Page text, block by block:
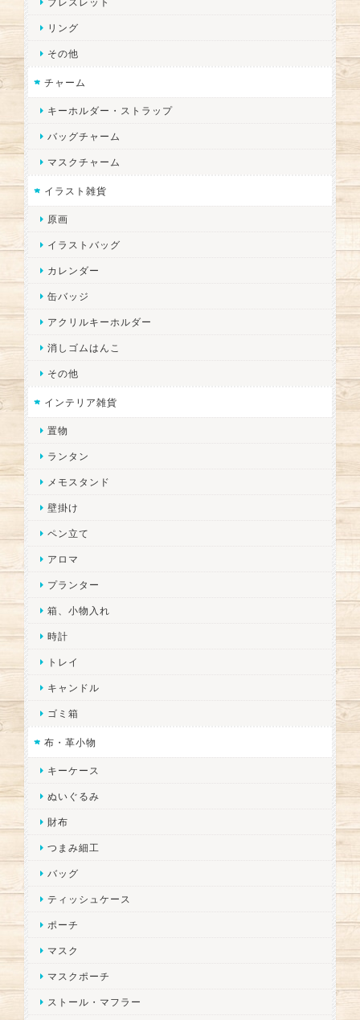
ブレスレット
リング
その他
チャーム
キーホルダー・ストラップ
バッグチャーム
マスクチャーム
イラスト雑貨
原画
イラストバッグ
カレンダー
缶バッジ
アクリルキーホルダー
消しゴムはんこ
その他
インテリア雑貨
置物
ランタン
メモスタンド
壁掛け
ペン立て
アロマ
プランター
箱、小物入れ
時計
トレイ
キャンドル
ゴミ箱
布・革小物
キーケース
ぬいぐるみ
財布
つまみ細工
バッグ
ティッシュケース
ポーチ
マスク
マスクポーチ
ストール・マフラー